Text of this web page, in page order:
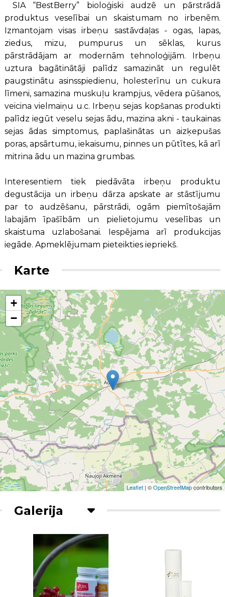
SIA “BestBerry” bioloģiski audzē un pārstrādā
produktus veselībai un skaistumam no irbenēm.
Izmantojam visas irbeņu sastāvdaļas - ogas, lapas,
ziedus, mizu, pumpurus un sēklas, kurus
pārstrādājam ar modernām tehnoloģijām. Irbeņu
uztura bagātinātāji palīdz samazināt un regulēt
paugstinātu asinsspiedienu, holesterīnu un cukura
līmeni, samazina muskuļu krampjus, vēdera pūšanos,
veicina vielmaiņu u.c. Irbeņu sejas kopšanas produkti
palīdz iegūt veselu sejas ādu, mazina akni - taukainas
sejas ādas simptomus, paplašinātas un aizķepušas
poras, apsārtumu, iekaisumu, pinnes un pūtītes, kā arī
mitrina ādu un mazina grumbas.
Interesentiem tiek piedāvāta irbeņu produktu
degustācija un irbeņu dārza apskate ar stāstījumu
par to audzēšanu, pārstrādi, ogām piemītošajām
labajām īpašībām un pielietojumu veselības un
skaistuma uzlabošanai. Iespējama arī produkcijas
iegāde. Apmeklējumam pieteikties iepriekš.
Karte
+
−
Leaflet | ©OpenStreetMapcontributors
Galerija